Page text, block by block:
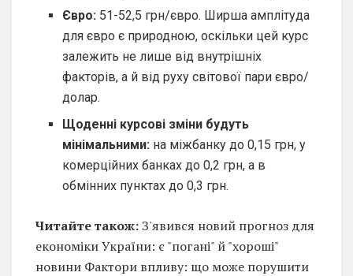
Євро: 51-52,5 грн/євро. Ширша амплітуда
для євро є природною, оскільки цей курс
залежить не лише від внутрішніх
факторів, а й від руху світової пари євро/
долар.
Щоденні курсові зміни будуть
мінімальними: на міжбанку до 0,15 грн, у
комерційних банках до 0,2 грн, а в
обмінних пунктах до 0,3 грн.
Читайте також:З'явився новий прогноз для
економіки України: є "погані" й "хороші"
новини Фактори впливу: що може порушити